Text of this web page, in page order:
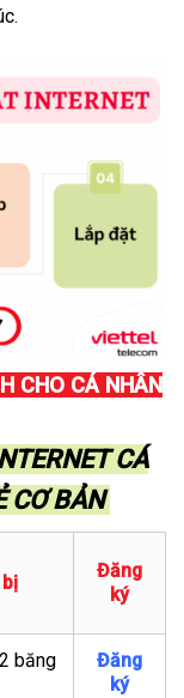
CHO CÁ NHÂN
CÁ
CƠ BẢN
Đăng
ký
băng
Đăng
ký